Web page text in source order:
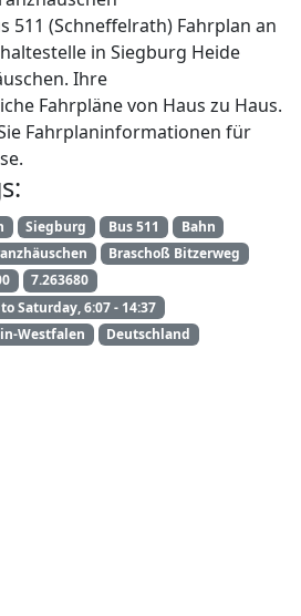
511 (Schneffelrath) Fahrplan an
in Siegburg Heide
Ihre
Fahrpläne von Haus zu Haus.
Fahrplaninformationen für
Siegburg Bus 511
Bahn
Braschoß Bitzerweg
7.263680
Saturday, 6:07 - 14:37
Westfalen
Deutschland